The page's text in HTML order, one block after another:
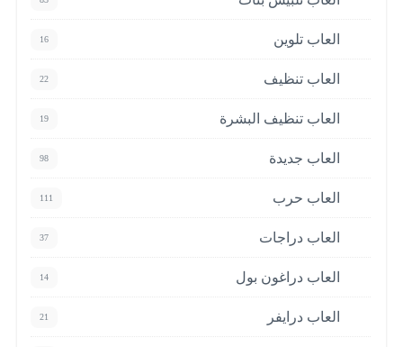
العاب تلوين 16
العاب تنظيف 22
العاب تنظيف البشرة 19
العاب جديدة 98
العاب حرب 111
العاب دراجات 37
العاب دراغون بول 14
العاب درايفر 21